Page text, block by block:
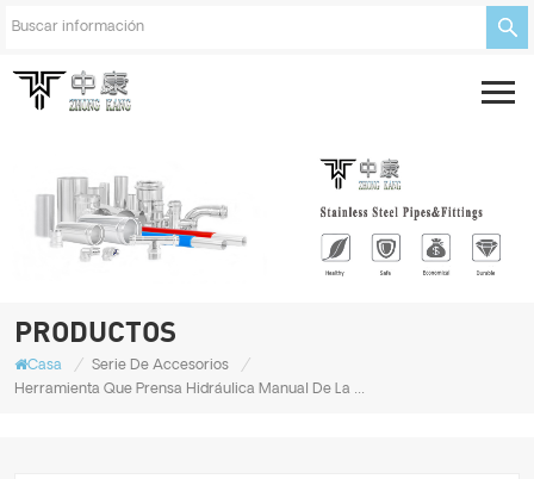
PRODUCTOS
Casa / Serie De Accesorios
/
Herramienta Que Prensa Hidráulica Manual De La Mano De La Cabeza De La Arrugadora De Los Alicates Hidráulicos Para Las Tuberías De Acero Inoxidable